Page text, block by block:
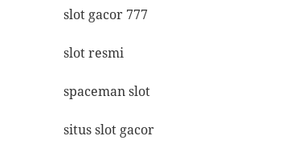
slot gacor 777
slot resmi
spaceman slot
situs slot gacor